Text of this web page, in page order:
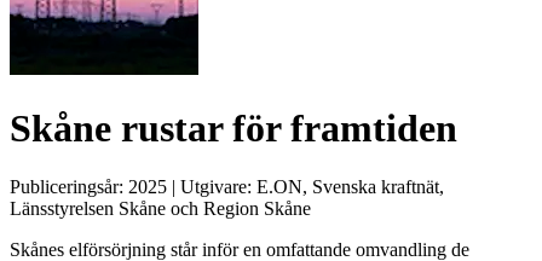
Skåne rustar för framtiden
Publiceringsår: 2025 | Utgivare: E.ON, Svenska kraftnät,
Länsstyrelsen Skåne och Region Skåne
Skånes elförsörjning står inför en omfattande omvandling de